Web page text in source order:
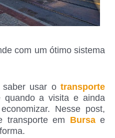
com um ótimo sistema
usar o transporte
quando a visita e ainda
Nesse post,
transporte em Bursae